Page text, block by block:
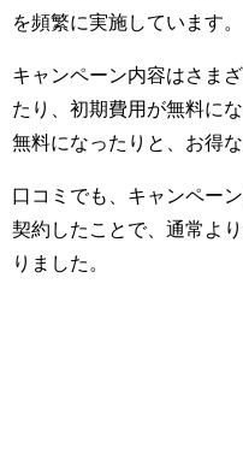
を頻繁に実施しています。
キャンペーン内容はさま
たり、初期費用が無料に
無料になったりと、お得
口コミでも、キャンペー
契約したことで、通常よ
りました。